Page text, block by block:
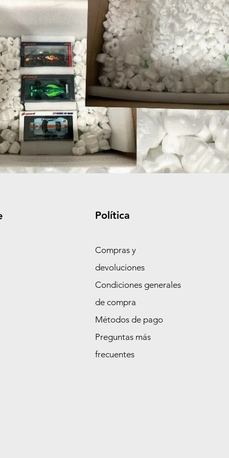
Política
Compras y
devoluciones
Condiciones generales
de compra
Métodos de pago
Preguntas más
frecuentes